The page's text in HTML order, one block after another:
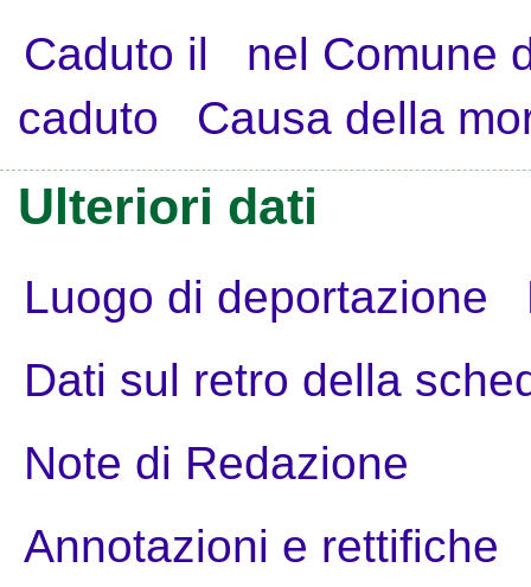
Caduto il
nel Comune
caduto
Causa della
Ulteriori dati
Luogo di deportazione
Dati sul retro della
Note di Redazione
Annotazioni e rettifiche